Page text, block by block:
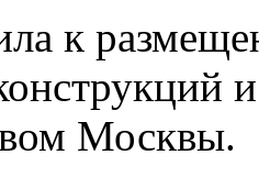
к
Москвы.